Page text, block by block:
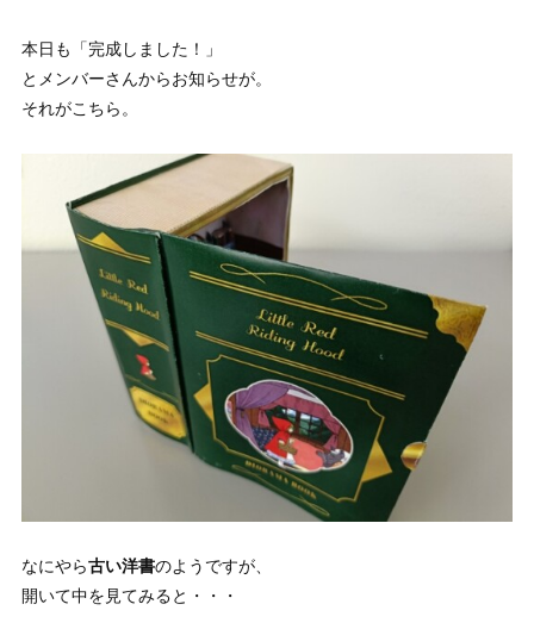
本日も「完成しました！」
とメンバーさんからお知らせが。
それがこちら。
なにやら古い洋書のようですが、
開いて中を見てみると・・・